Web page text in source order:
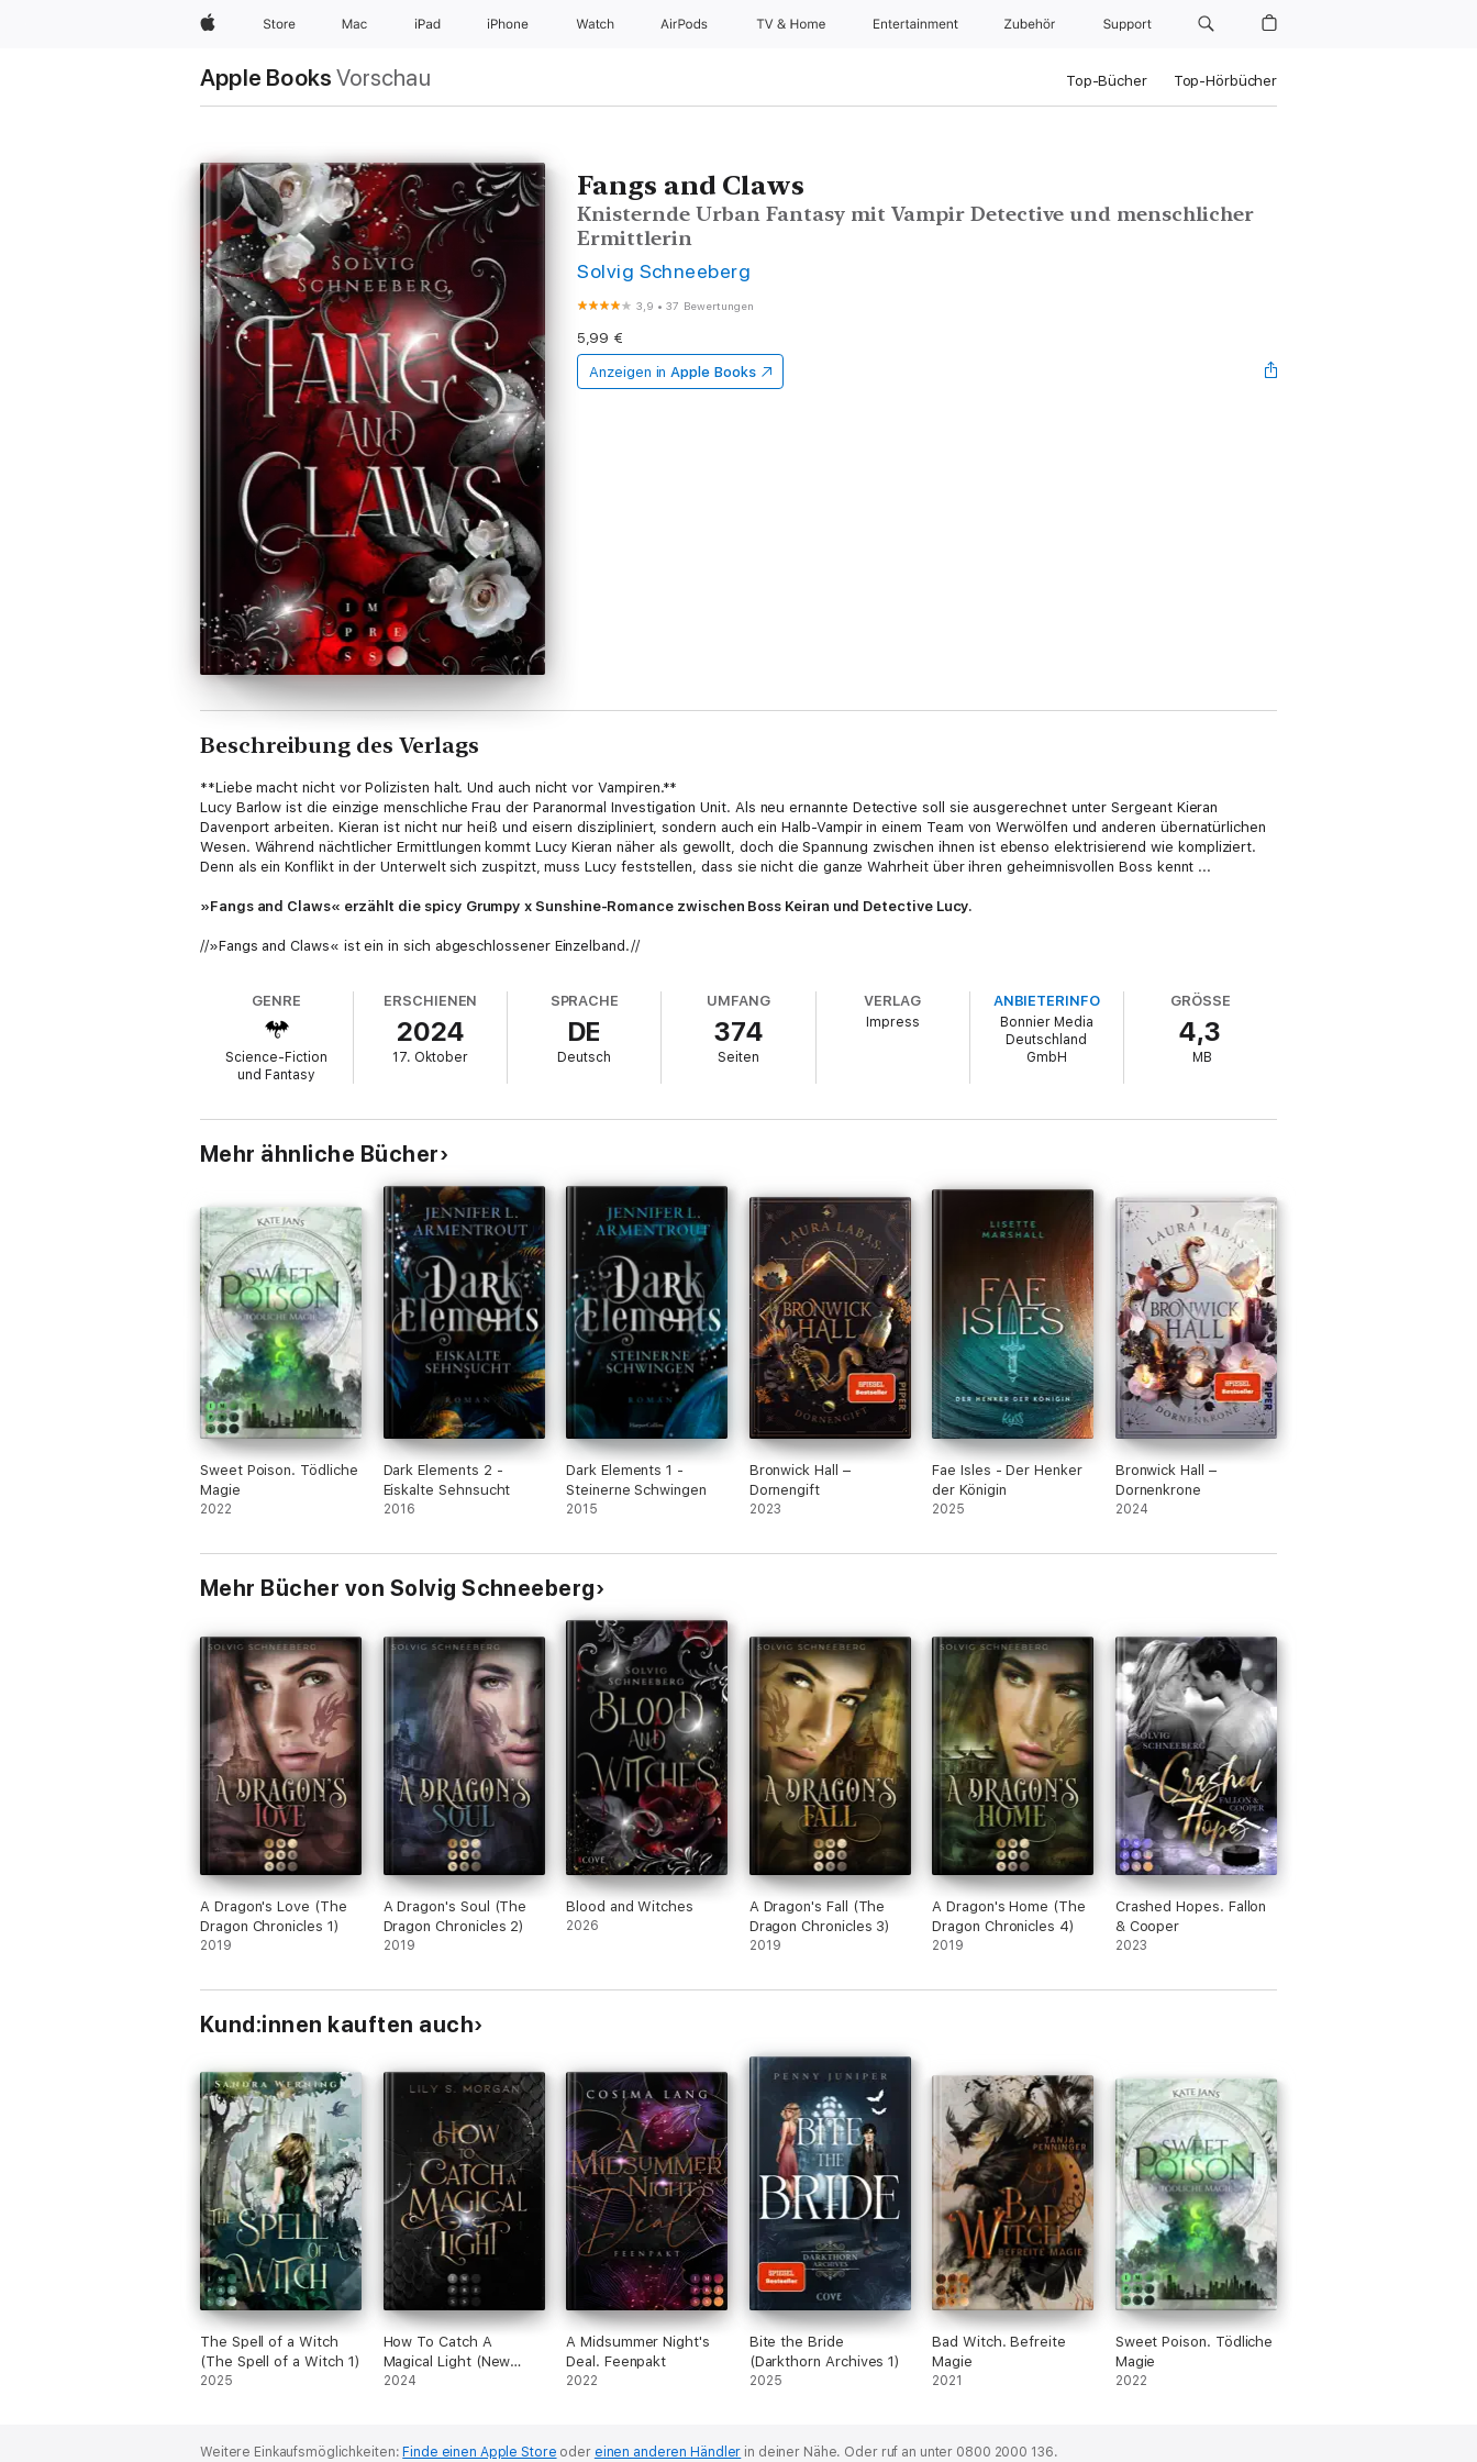
Apple Store Mac iPad iPhone Watch AirPods TV & Home Entertainment Zubehör Support
Apple Books Vorschau Top-Bücher Top-Hörbücher
Fangs and Claws
Knisternde Urban Fantasy mit Vampir Detective und menschlicher
Ermittlerin
Solvig Schneeberg
3,9 •37 Bewertungen
5,99 €
Anzeigen in Apple Books
Beschreibung des Verlags
**Liebe macht nicht vor Polizisten halt. Und auch nicht vor Vampiren.**
Lucy Barlow ist die einzige menschliche Frau der Paranormal Investigation Unit. Als neu ernannte Detective soll sie ausgerechnet unter Sergeant Kieran
Davenport arbeiten. Kieran ist nicht nur heiß und eisern diszipliniert, sondern auch ein Halb-Vampir in einem Team von Werwölfen und anderen übernatürlichen
Wesen. Während nächtlicher Ermittlungen kommt Lucy Kieran näher als gewollt, doch die Spannung zwischen ihnen ist ebenso elektrisierend wie kompliziert.
Denn als ein Konflikt in der Unterwelt sich zuspitzt, muss Lucy feststellen, dass sie nicht die ganze Wahrheit über ihren geheimnisvollen Boss kennt ...
»Fangs and Claws« erzählt die spicy Grumpy x Sunshine-Romance zwischen Boss Keiran und Detective Lucy.
//»Fangs and Claws« ist ein in sich abgeschlossener Einzelband.//
GENRE
Science-Fiction
und Fantasy
ERSCHIENEN
2024
17. Oktober
SPRACHE
DE
Deutsch
UMFANG
374
Seiten
VERLAG
Impress
ANBIETERINFO
Bonnier Media
Deutschland
GmbH
GRÖSSE
4,3
MB
Mehr ähnliche Bücher
Sweet Poison. Tödliche
Magie
2022
Dark Elements 2 -
Eiskalte Sehnsucht
2016
Dark Elements 1 -
Steinerne Schwingen
2015
Bronwick Hall –
Dornengift
2023
Fae Isles - Der Henker
der Königin
2025
Bronwick Hall –
Dornenkrone
2024
Mehr Bücher von Solvig Schneeberg
A Dragon's Love (The
Dragon Chronicles 1)
2019
A Dragon's Soul (The
Dragon Chronicles 2)
2019
Blood and Witches
2026
A Dragon's Fall (The
Dragon Chronicles 3)
2019
A Dragon's Home (The
Dragon Chronicles 4)
2019
Crashed Hopes. Fallon
& Cooper
2023
Kund:innen kauften auch
The Spell of a Witch
(The Spell of a Witch 1)
2025
How To Catch A
Magical Light (New
York Magics 1)
2024
A Midsummer Night's
Deal. Feenpakt
2022
Bite the Bride
(Darkthorn Archives 1)
2025
Bad Witch. Befreite
Magie
2021
Sweet Poison. Tödliche
Magie
2022
Weitere Einkaufsmöglichkeiten: Finde einen Apple Store oder einen anderen Händler in deiner Nähe. Oder ruf an unter 0800 2000 136.